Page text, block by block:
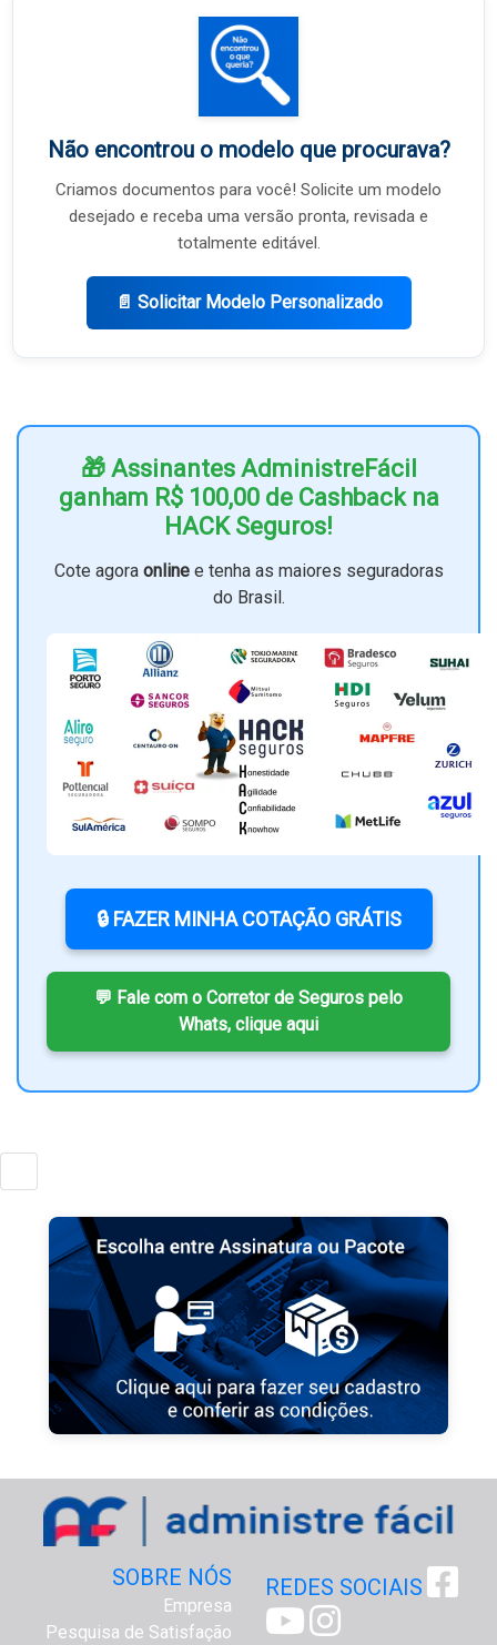
Não encontrou o modelo que procurava?
Criamos documentos para você! Solicite um modelo
desejado e receba uma versão pronta, revisada e
totalmente editável.
📄 Solicitar Modelo Personalizado
🎁 Assinantes AdministreFácil
ganham R$ 100,00 de Cashback na
HACK Seguros!
Cote agora onlinee tenha as maiores seguradoras
do Brasil.
🔒 FAZER MINHA COTAÇÃO GRÁTIS
💬 Fale com o Corretor de Seguros pelo
Whats, clique aqui
SOBRE NÓS
Empresa
Pesquisa de Satisfação
REDES SOCIAIS